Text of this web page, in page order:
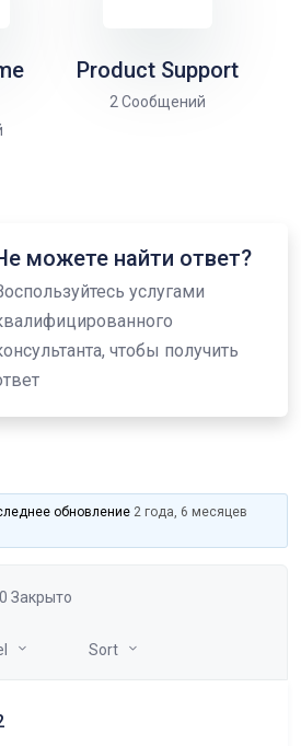
Product Support
2 Сообщений
можете найти ответ?
услугами
чтобы получить
обновление 2 года, 6 месяцев
0 Закрыто
Sort